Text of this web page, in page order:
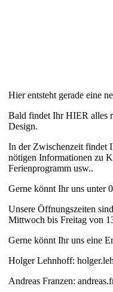
Hier entsteht gerade eine
Bald findet Ihr HIER alles
Design.
In der Zwischenzeit findet
nötigen Informationen zu
Ferienprogramm usw..
Gerne könnt Ihr uns unter
Unsere Öffnungszeiten
Mittwoch bis Freitag von
Gerne könnt Ihr uns eine
Holger Lehnhoff:
Andreas Franzen: